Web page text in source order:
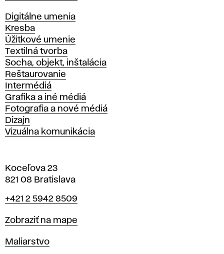
Katedry
Digitálne umenia
Kresba
Úžitkové umenie
Textilná tvorba
Socha, objekt, inštalácia
Reštaurovanie
Intermédiá
Grafika a iné médiá
Fotografia a nové médiá
Dizajn
Vizuálna komunikácia
Koceľova 23
821 08 Bratislava
Telefón
+421 2 5942 8509
Mapa
Zobraziť na mape
Katedry
Maliarstvo